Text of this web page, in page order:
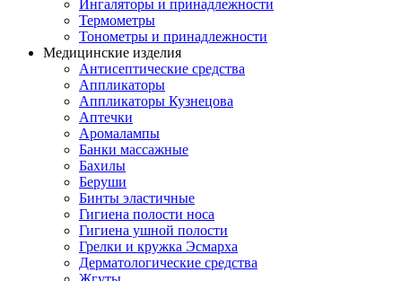
Ингаляторы и принадлежности
Термометры
Тонометры и принадлежности
Медицинские изделия
Антисептические средства
Аппликаторы
Аппликаторы Кузнецова
Аптечки
Аромалампы
Банки массажные
Бахилы
Беруши
Бинты эластичные
Гигиена полости носа
Гигиена ушной полости
Грелки и кружка Эсмарха
Дерматологические средства